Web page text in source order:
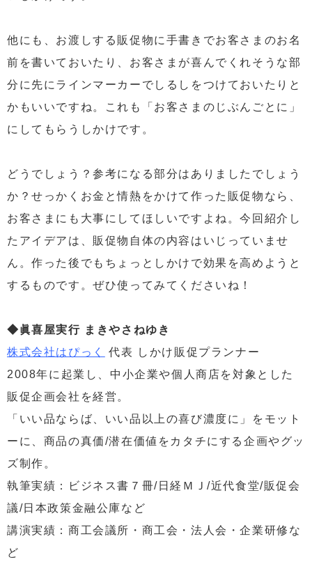
他にも、お渡しする販促物に手書きでお客さまのお名
前を書いておいたり、お客さまが喜んでくれそうな部
分に先にラインマーカーでしるしをつけておいたりと
かもいいですね。これも「お客さまのじぶんごとに」
にしてもらうしかけです。
どうでしょう？参考になる部分はありましたでしょう
か？せっかくお金と情熱をかけて作った販促物なら、
お客さまにも大事にしてほしいですよね。今回紹介し
たアイデアは、販促物自体の内容はいじっていませ
ん。作った後でもちょっとしかけで効果を高めようと
するものです。ぜひ使ってみてくださいね！
◆眞喜屋実行 まきやさねゆき
株式会社はぴっく
代表 しかけ販促プランナー
2008年に起業し、中小企業や個人商店を対象とした
販促企画会社を経営。
「いい品ならば、いい品以上の喜び濃度に」をモット
ーに、商品の真価/潜在価値をカタチにする企画やグッ
ズ制作。
執筆実績：ビジネス書７冊/日経ＭＪ/近代食堂/販促会
議/日本政策金融公庫など
講演実績：商工会議所・商工会・法人会・企業研修な
ど